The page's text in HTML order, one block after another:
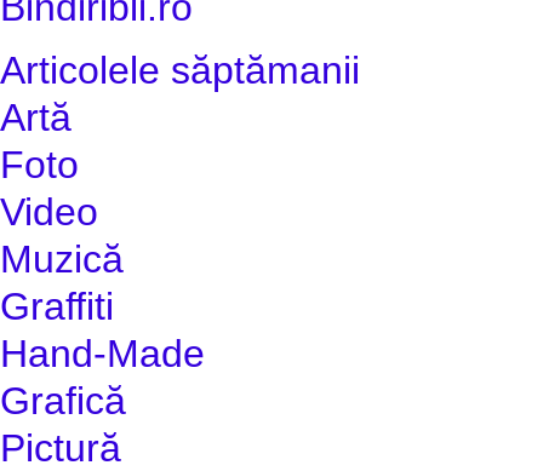
Articolele săptămanii
Artă
Foto
Video
Muzică
Graffiti
Hand-Made
Grafică
Pictură